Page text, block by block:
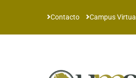
Contacto Campus Virtual